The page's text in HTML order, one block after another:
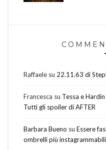
Raffaele su 22.11.63 di
Francesca su Tessa e
Tutti gli spoiler di AFTER
Barbara Bueno su Essere
ombrelli più